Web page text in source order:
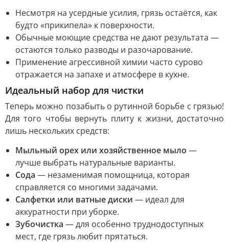
Несмотря на усердные усилия, грязь остаётся, как
будто «прикипела» к поверхности.
Обычные моющие средства не дают результата —
остаются только разводы и разочарование.
Применение агрессивной химии часто сурово
отражается на запахе и атмосфере в кухне.
Идеальный набор для чистки
Теперь можно позабыть о рутинной борьбе с грязью!
Для того чтобы вернуть плиту к жизни, достаточно
лишь нескольких средств:
Мыльный орех или хозяйственное мыло —
лучше выбрать натуральные варианты.
Сода — незаменимая помощница, которая
справляется со многими задачами.
Салфетки или ватные диски — идеал для
аккуратности при уборке.
Зубочистка — для особенно труднодоступных
мест, где грязь любит прятаться.